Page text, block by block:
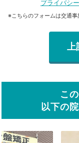
プライバシ
※こちらのフォームは交通事
こ
以下の